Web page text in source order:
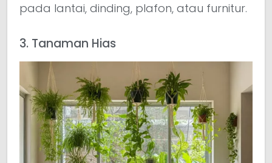
pada lantai, dinding, plafon, atau furnitur.
3. Tanaman Hias